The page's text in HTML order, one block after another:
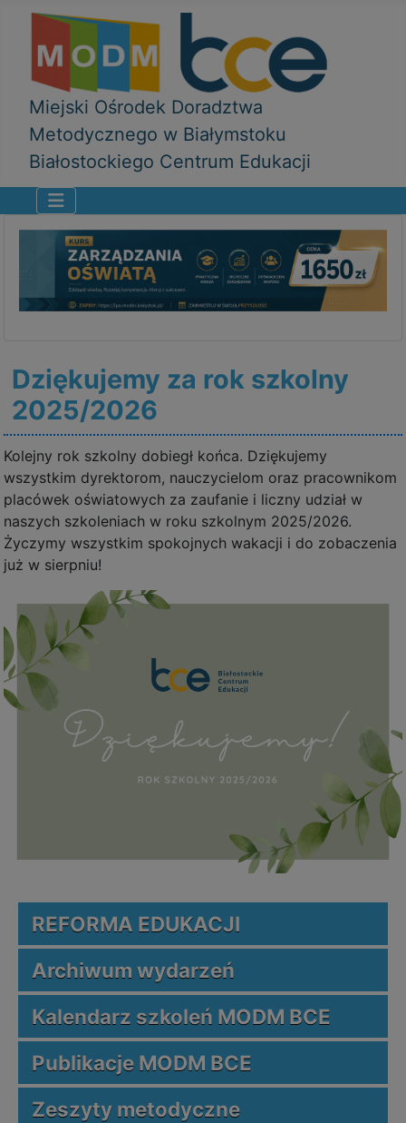
Miejski Ośrodek Doradztwa
Metodycznego w Białymstoku
Białostockiego Centrum Edukacji
Dziękujemy za rok szkolny
2025/2026
Kolejny rok szkolny dobiegł końca. Dziękujemy
wszystkim dyrektorom, nauczycielom oraz pracownikom
placówek oświatowych za zaufanie i liczny udział w
naszych szkoleniach w roku szkolnym 2025/2026.
Życzymy wszystkim spokojnych wakacji i do zobaczenia
już w sierpniu!
REFORMA EDUKACJI
Archiwum wydarzeń
Kalendarz szkoleń MODM BCE
Publikacje MODM BCE
Zeszyty metodyczne